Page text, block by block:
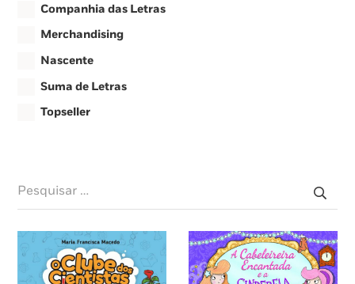
Companhia das Letras
Merchandising
Nascente
Suma de Letras
Topseller
Pesquisar